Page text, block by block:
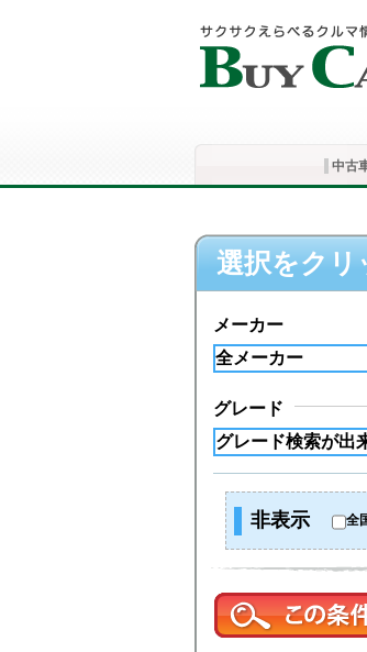
中古
選択をクリ
メーカー
グレード
非表示 全